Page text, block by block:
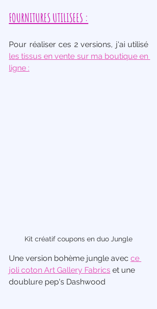
FOURNITURES UTILISEES :
les tissus en vente sur ma boutique en
ligne :
Kit créatif coupons en duo Jungle
Une version bohème jungle avec ce
joli coton Art Gallery Fabrics et une
doublure pep's Dashwood